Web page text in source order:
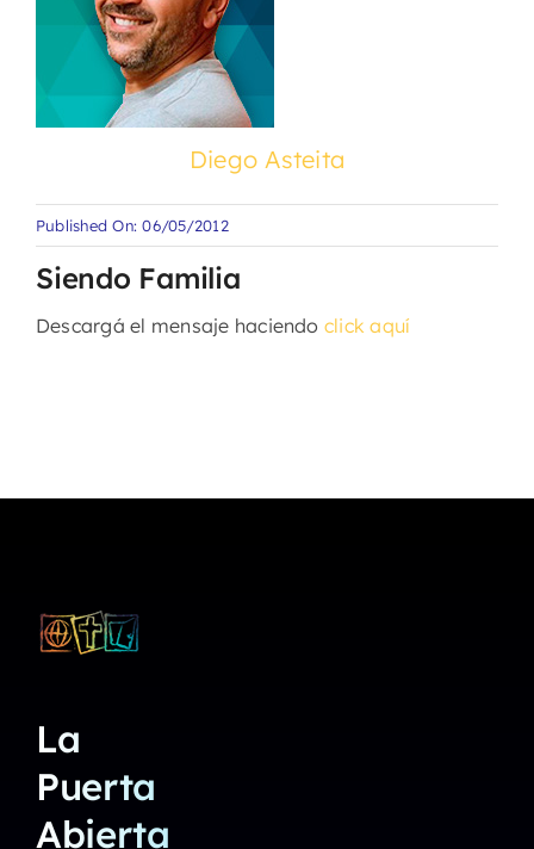
Diego Asteita
Published On: 06/05/2012
Siendo Familia
Descargá el mensaje haciendo click aquí
La
Puerta
Abierta